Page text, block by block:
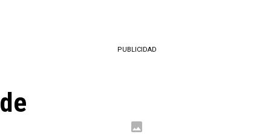
PUBLICIDAD